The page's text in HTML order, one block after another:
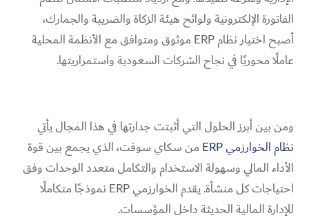
الفاتورة الإلكترونية ولوائح هيئة الزكاة والضريبة والجمارك،
أصبح اختيار نظام ERP موثوق ومتوافق مع الأنظمة المحلية
عاملًا محوريًا في نجاح الشركات السعودية واستمراريتها.
ومن بين أبرز الحلول التي أثبتت جدارتها في هذا المجال يأتي
نظام الخوارزمي ERP
من سكاي سوفت، الذي يجمع بين قوة
الأداء المالي وسهولة الاستخدام والتكامل متعدد الوحدات وفق
احتياجات كل منشأة. يقدم الخوارزمي ERP نموذجًا متكاملًا
للإدارة المالية الحديثة داخل المؤسسات.